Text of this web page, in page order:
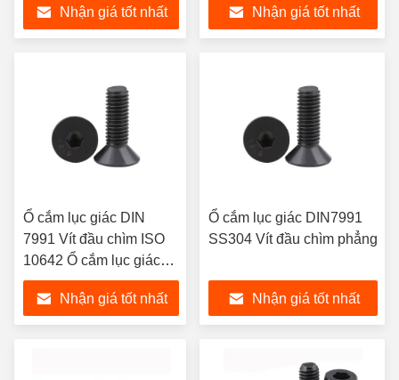
Nhận giá tốt nhất Nhận giá tốt nhất
Ổ cắm lục giác DIN
7991 Vít đầu chìm ISO
10642 Ổ cắm lục giác
Vít đầu phẳng chìm
Nhận giá tốt nhất
Ổ cắm lục giác DIN7991
SS304 Vít đầu chìm phẳng
Nhận giá tốt nhất